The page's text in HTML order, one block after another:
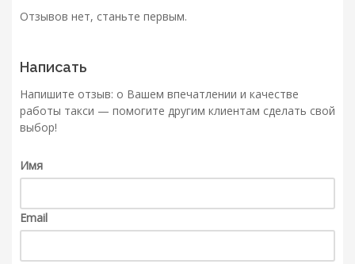
Отзывов нет, станьте первым.
Написать
Напишите отзыв: о Вашем впечатлении и качестве
работы такси — помогите другим клиентам сделать свой
выбор!
Имя
Email